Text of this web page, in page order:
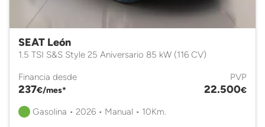
SEAT León
1.5 TSI S&S Style 25 Aniversario 85 kW (116 CV)
Financia desde
237€/mes*
PVP
22.500€
Gasolina • 2026 • Manual • 10Km.